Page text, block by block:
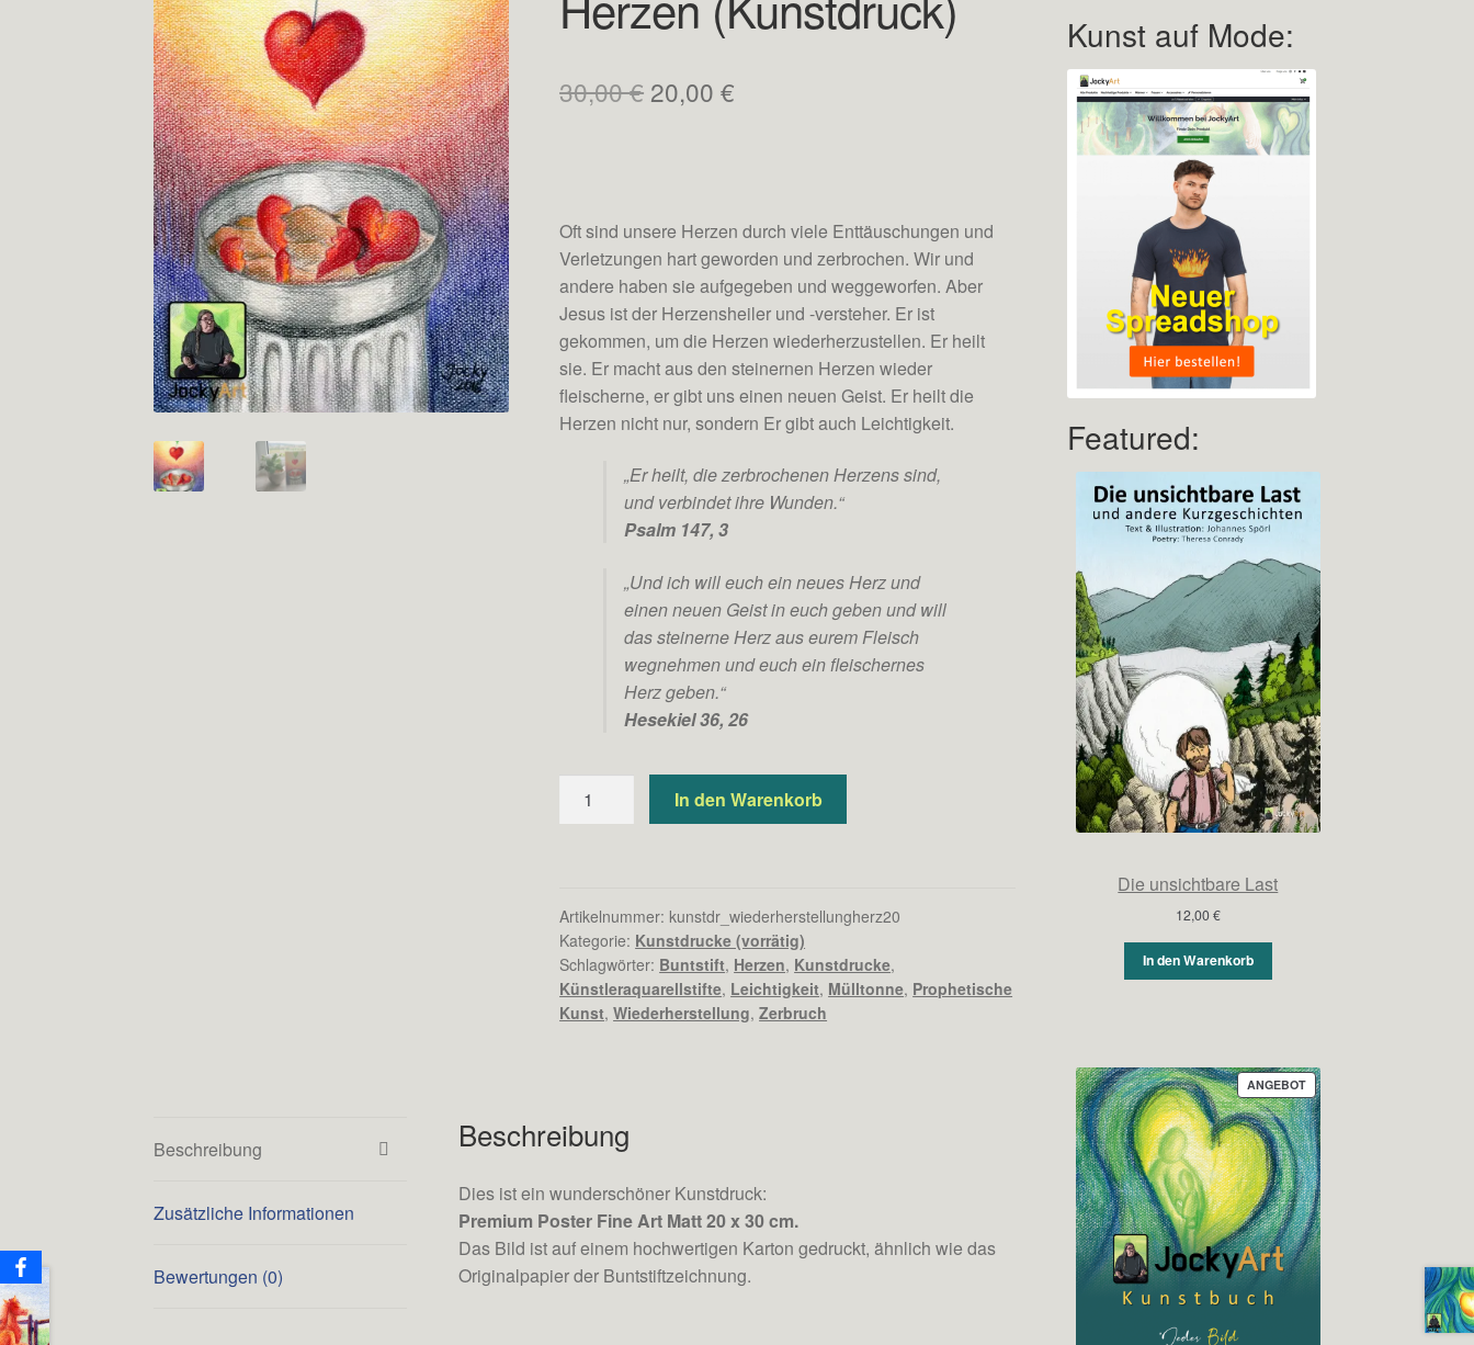
30,00€ Ursprünglicher
20,00€
Oft sind unsere Herzen durch viele Enttäuschungen und
Verletzungen hart geworden und zerbrochen. Wir und
andere haben sie aufgegeben und weggeworfen. Aber
Jesus ist der Herzensheiler und -versteher. Er ist
gekommen, um die Herzen wiederherzustellen. Er heilt
sie. Er macht aus den steinernen Herzen wieder
fleischerne, er gibt uns einen neuen Geist. Er heilt die
Herzen nicht nur, sondern Er gibt auch Leichtigkeit.
„Er heilt, die zerbrochenen Herzens sind,
und verbindet ihre Wunden.“
Psalm 147, 3
„Und ich will euch ein neues Herz und
einen neuen Geist in euch geben und will
das steinerne Herz aus eurem Fleisch
wegnehmen und euch ein fleischernes
Herz geben.“
Hesekiel 36, 26
WiederherstellungIn den Warenkorb
Artikelnummer: kunstdr_wiederherstellungherz20
Kategorie: Kunstdrucke (vorrätig)
Schlagwörter: Buntstift, Herzen, Kunstdrucke,
Künstleraquarellstifte, Leichtigkeit, Mülltonne, Prophetische
Kunst,Wiederherstellung,Zerbruch
Beschreibung
Zusätzliche Informationen
Bewertungen (0)
Beschreibung
Dies ist ein wunderschöner Kunstdruck:
Premium Poster Fine Art Matt 20 x 30 cm.
Das Bild ist auf einem hochwertigen Karton gedruckt, ähnlich wie das
Originalpapier der Buntstiftzeichnung.
Kunst auf Mode:
Featured:
Die unsichtbare Last
12,00€
In den Warenkorb
ANGEBOTPRODUKT
IM
ANGEBOT